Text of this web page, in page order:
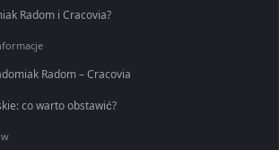
Radom i Cracovia?
Radom – Cracovia
co warto obstawić?